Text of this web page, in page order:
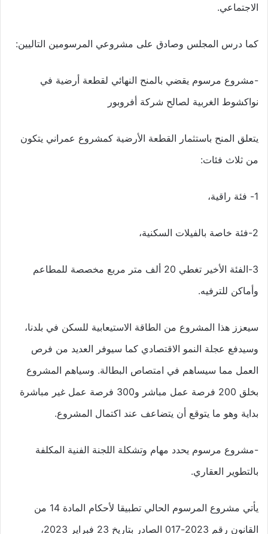
الاجتماعي.
كما درس المجلس وصادق على مشروعي المرسومين التاليين:
-مشروع مرسوم يقضي بالمنح النهائي لقطعة أرضية في
نواكشوط الغربية لصالح شركة أفروبور
يتعلق المنح باستثمار القطعة الأرضية كمشروع عمراني يتكون
من ثلاث فئات:
1- فئة راقية،
2-فئة خاصة بالفيلات السكنية،
3-الفئة الأخير تغطي 20 ألف متر مربع مخصصة للمطاعم
وأماكن للترفيه.
سيعزز هذا المشروع من الطاقة الاستيعابية للسكن في بلدنا،
وسيدفع عجلة النمو الاقتصادي كما سيوفر العديد من فرص
العمل مما سيساهم في امتصاص البطالة. وسياهم المشروع
بخلق 200 فرصة عمل مباشر و300 فرصة عمل غير مباشرة
بداية وهو ما يتوقع أن يتضاعف عند اكتمال المشروع.
-مشروع مرسوم يحدد مهام وتشكلة اللجنة الفنية المكلفة
بالتطوير العقاري.
يأتي مشروع المرسوم الحالي تطبيقا لأحكام المادة 14 من
القانون رقم 2023-017 الصادر بتاريخ 23 فبراير 2023،